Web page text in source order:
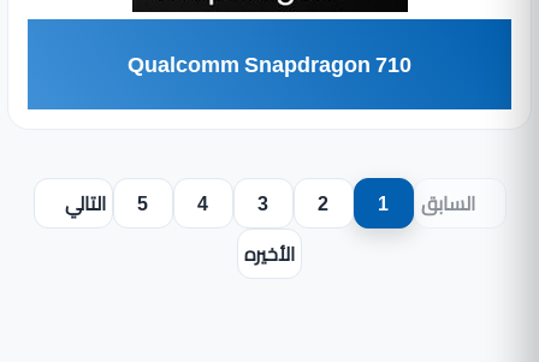
Qualcomm Snapdragon 710
السابق 1
2
3
4
5
التالي
الأخيره